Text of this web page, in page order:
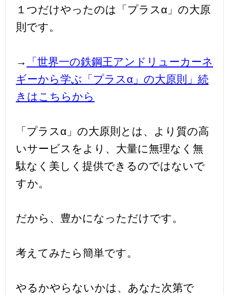
１つだけやったのは「プラスα」の大原
則です。
→
「世界一の鉄鋼王アンドリューカーネ
ギーから学ぶ「プラスα」の大原則」続
きはこちらから
「プラスα」の大原則とは、より質の高
いサービスをより、大量に無理なく無
駄なく美しく提供できるのではないで
すか。
だから、豊かになっただけです。
考えてみたら簡単です。
やるかやらないかは、あなた次第で